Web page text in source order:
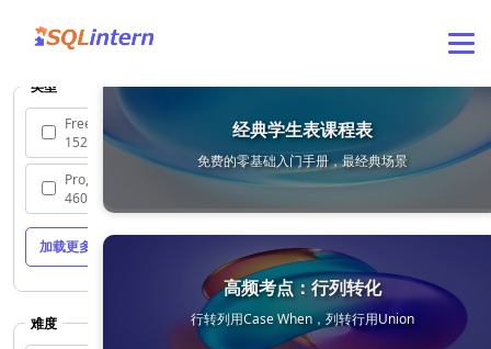
类型
Free,
152
Pro,
460
加载更多
难度
经典学生表课程表
免费的零基础入门手册，最经典场景
高频考点：行列转化
行转列用Case When，列转行用Union